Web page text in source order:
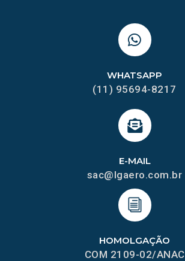
HOMOLGAÇÃO
COM 2109-02/ANAC
E-MAIL
sac@lgaero.com.br
WHATSAPP
(11) 95694-8217